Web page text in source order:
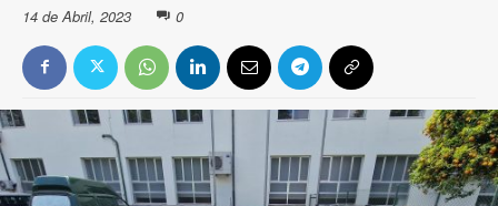
14 de Abril, 2023 0